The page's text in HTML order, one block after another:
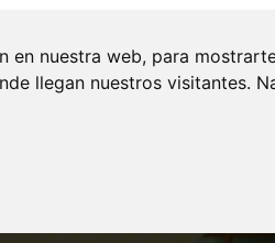
nuestra web, para
llegan nuestros visitantes.